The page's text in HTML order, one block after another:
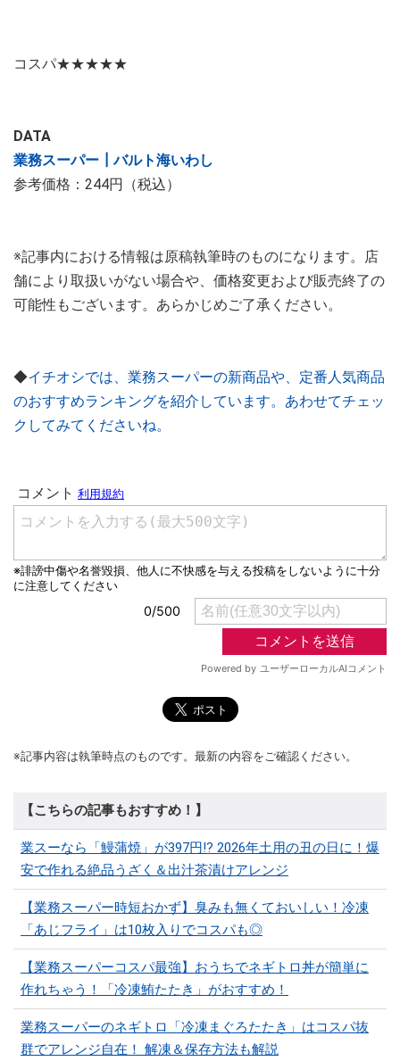
コスパ★★★★★
DATA
業務スーパー┃バルト海いわし
参考価格：244円（税込）
※記事内における情報は原稿執筆時のものになります。店
舗により取扱いがない場合や、価格変更および販売終了の
可能性もございます。あらかじめご了承ください。
◆イチオシでは、業務スーパーの新商品や、定番人気商品
のおすすめランキングを紹介しています。あわせてチェッ
クしてみてくださいね。
※記事内容は執筆時点のものです。最新の内容をご確認ください。
【こちらの記事もおすすめ！】
業スーなら「鰻蒲焼」が397円!? 2026年土用の丑の日に！爆
安で作れる絶品うざく＆出汁茶漬けアレンジ
【業務スーパー時短おかず】臭みも無くておいしい！冷凍
「あじフライ」は10枚入りでコスパも◎
【業務スーパーコスパ最強】おうちでネギトロ丼が簡単に
作れちゃう！「冷凍鮪たたき」がおすすめ！
業務スーパーのネギトロ「冷凍まぐろたたき」はコスパ抜
群でアレンジ自在！ 解凍＆保存方法も解説